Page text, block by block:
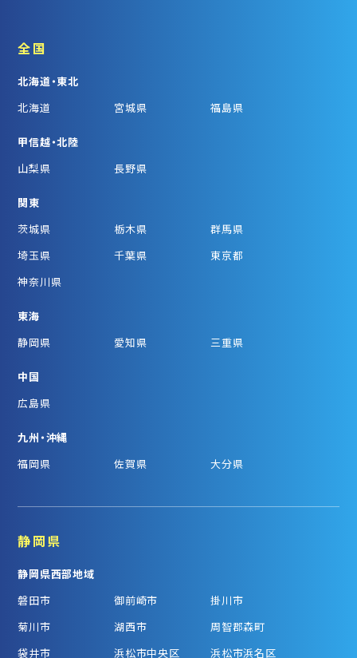
全国
北海道・東北
北海道
宮城県 福島県
甲信越・北陸
山梨県
長野県
関東
茨城県
栃木県
群馬県
埼玉県
千葉県
東京都
神奈川県
東海
静岡県
愛知県 三重県
中国
広島県
九州・沖縄
福岡県
佐賀県 大分県
静岡県
静岡県西部地域
磐田市
御前崎市
掛川市
菊川市
湖西市
周智郡森町
袋井市
浜松市中央区 浜松市浜名区